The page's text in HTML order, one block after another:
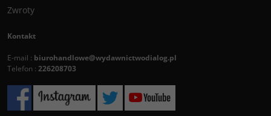
Zwroty
Kontakt
E-mail : biurohandlowe@wydawnictwodialog.pl
Telefon : 226208703